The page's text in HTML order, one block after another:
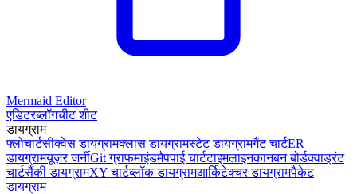
Mermaid Editor
एडिटरब्लॉगचीट शीट
डायग्राम
फ्लोचार्टसीक्वेंस डायग्रामक्लास डायग्रामस्टेट डायग्रामगैंट चार्टER
डायग्रामयूज़र जर्नीGit ग्राफमाइंडमैपपाई चार्टटाइमलाइनकानबन बोर्डक्वाड्रंट
चार्टसैंकी डायग्रामXY चार्टब्लॉक डायग्रामआर्किटेक्चर डायग्रामपैकेट
डायग्राम